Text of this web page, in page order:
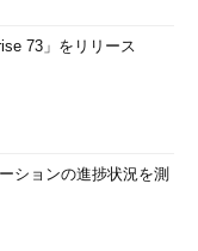
73」をリリース
ションの進捗状況を測